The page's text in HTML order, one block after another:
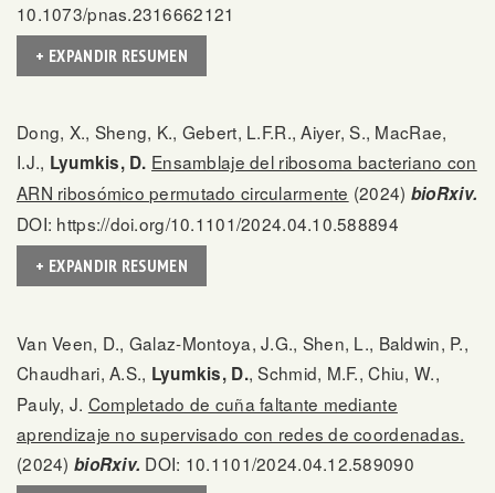
10.1073/pnas.2316662121
+ EXPANDIR RESUMEN
Dong, X., Sheng, K., Gebert, L.F.R., Aiyer, S., MacRae,
I.J., Lyumkis, D. Ensamblaje del ribosoma bacteriano con
ARN ribosómico permutado circularmente (2024) bioRxiv.
DOI: https://doi.org/10.1101/2024.04.10.588894
+ EXPANDIR RESUMEN
Van Veen, D., Galaz-Montoya, J.G., Shen, L., Baldwin, P.,
Chaudhari, A.S., Lyumkis, D., Schmid, M.F., Chiu, W.,
Pauly, J. Completado de cuña faltante mediante
aprendizaje no supervisado con redes de coordenadas.
(2024) bioRxiv. DOI: 10.1101/2024.04.12.589090